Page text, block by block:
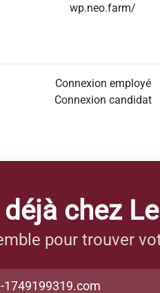
wp.neo.farm/
Connexion employé
Connexion candidat
chez
pour trouver
1749199319.com